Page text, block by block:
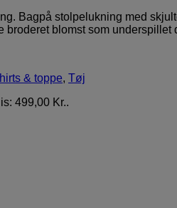
Bagpå stolpelukning med
blomst som underspillet
& toppe, Tøj
499,00 Kr..